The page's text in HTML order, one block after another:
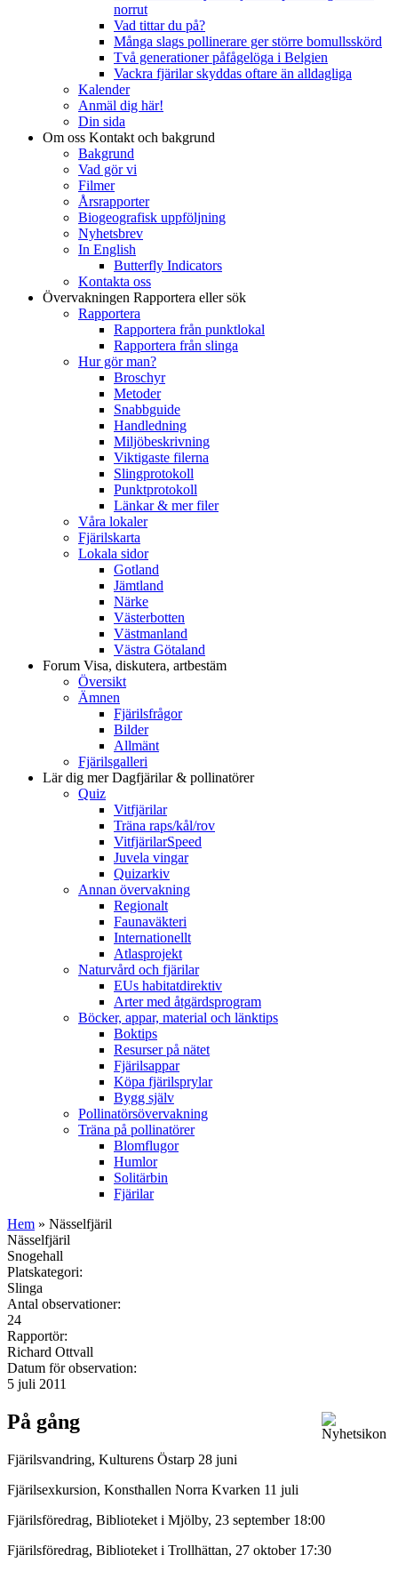
norrut
Vad tittar du på?
Många slags pollinerare ger större bomullsskörd
Två generationer påfågelöga i Belgien
Vackra fjärilar skyddas oftare än alldagliga
Kalender
Anmäl dig här!
Din sida
Om oss Kontakt och bakgrund
Bakgrund
Vad gör vi
Filmer
Årsrapporter
Biogeografisk uppföljning
Nyhetsbrev
In English
Butterfly Indicators
Kontakta oss
Övervakningen Rapportera eller sök
Rapportera
Rapportera från punktlokal
Rapportera från slinga
Hur gör man?
Broschyr
Metoder
Snabbguide
Handledning
Miljöbeskrivning
Viktigaste filerna
Slingprotokoll
Punktprotokoll
Länkar & mer filer
Våra lokaler
Fjärilskarta
Lokala sidor
Gotland
Jämtland
Närke
Västerbotten
Västmanland
Västra Götaland
Forum Visa, diskutera, artbestäm
Översikt
Ämnen
Fjärilsfrågor
Bilder
Allmänt
Fjärilsgalleri
Lär dig merDagfjärilar & pollinatörer
Quiz
Vitfjärilar
Träna raps/kål/rov
VitfjärilarSpeed
Juvela vingar
Quizarkiv
Annan övervakning
Regionalt
Faunaväkteri
Internationellt
Atlasprojekt
Naturvård och fjärilar
EUs habitatdirektiv
Arter med åtgärdsprogram
Böcker, appar, material och länktips
Boktips
Resurser på nätet
Fjärilsappar
Köpa fjärilsprylar
Bygg själv
Pollinatörsövervakning
Träna på pollinatörer
Blomflugor
Humlor
Solitärbin
Fjärilar
Hem » Nässelfjäril
Nässelfjäril
Snogehall
Platskategori:
Slinga
Antal observationer:
24
Rapportör:
Richard Ottvall
Datum för observation:
5 juli 2011
På gång
Fjärilsvandring, Kulturens Östarp 28 juni
Fjärilsexkursion, Konsthallen Norra Kvarken 11 juli
Fjärilsföredrag, Biblioteket i Mjölby, 23 september 18:00
Fjärilsföredrag, Biblioteket i Trollhättan, 27 oktober 17:30